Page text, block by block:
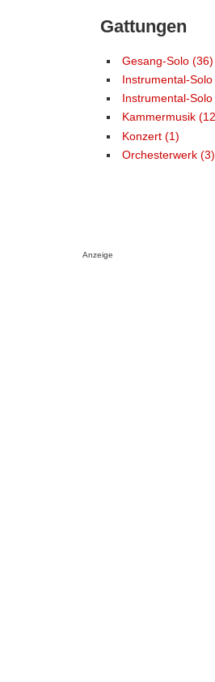
Gattungen
Gesang-Solo (36)
Instrumental-
Instrumental-
Kammermusik
Konzert (1)
Orchesterwerk (3)
Anzeige